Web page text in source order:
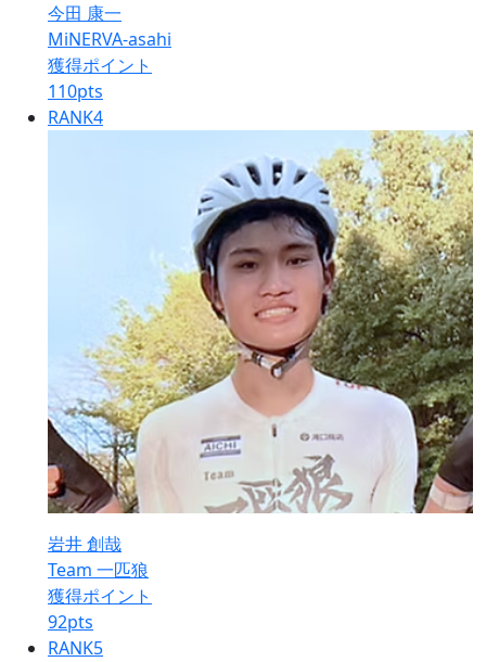
今田 康一
MiNERVA-asahi
獲得ポイント
110pts
RANK4
岩井 創哉
Team 一匹狼
獲得ポイント
92pts
RANK5